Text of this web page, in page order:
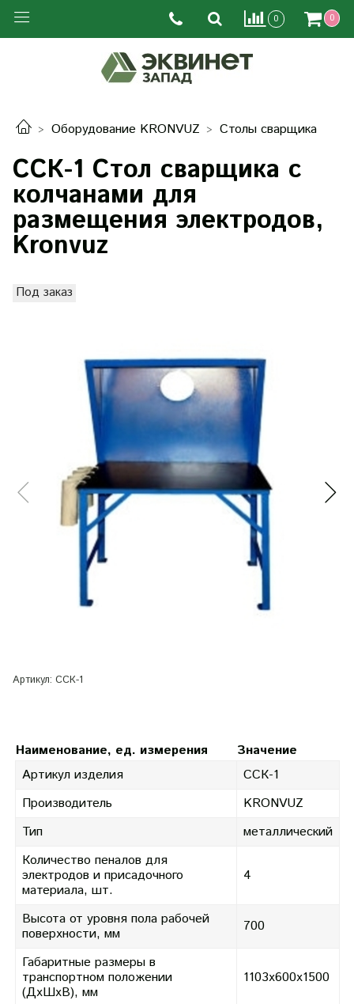
0 0
Оборудование KRONVUZ Столы сварщика
ССК-1 Стол сварщика с
колчанами для
размещения электродов,
Kronvuz
Под заказ
Артикул: ССК-1
Наименование, ед. измерения
Значение
Артикул изделия
ССК-1
Производитель
KRONVUZ
Тип
металлический
Количество пеналов для
электродов и присадочного
материала, шт.
4
Высота от уровня пола рабочей
поверхности, мм
700
Габаритные размеры в
транспортном положении
(ДхШхВ), мм
1103х600х1500